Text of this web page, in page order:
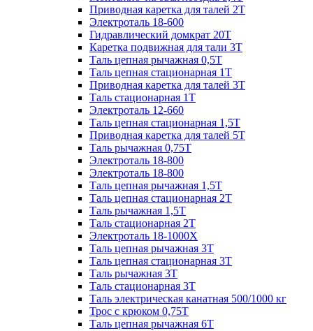
Приводная каретка для талей 2Т
Электроталь 18-600
Гидравлический домкрат 20T
Каретка подвижная для тали 3Т
Таль цепная рычажная 0,5Т
Таль цепная стационарная 1Т
Приводная каретка для талей 3Т
Таль стационарная 1Т
Электроталь 12-660
Таль цепная стационарная 1,5Т
Приводная каретка для талей 5Т
Таль рычажная 0,75Т
Электроталь 18-800
Электроталь 18-800
Таль цепная рычажная 1,5Т
Таль цепная стационарная 2Т
Таль рычажная 1,5Т
Таль стационарная 2Т
Электроталь 18-1000X
Таль цепная рычажная 3Т
Таль цепная стационарная 3Т
Таль рычажная 3Т
Таль стационарная 3Т
Таль электрическая канатная 500/1000 кг
Трос с крюком 0,75Т
Таль цепная рычажная 6Т